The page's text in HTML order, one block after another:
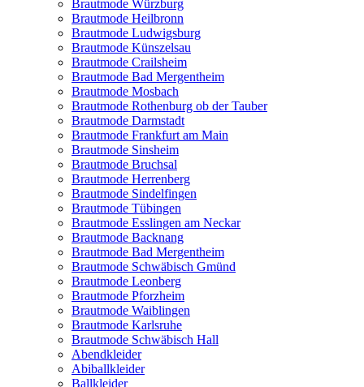
Brautmode Würzburg
Brautmode Heilbronn
Brautmode Ludwigsburg
Brautmode Künszelsau
Brautmode Crailsheim
Brautmode Bad Mergentheim
Brautmode Mosbach
Brautmode Rothenburg ob der Tauber
Brautmode Darmstadt
Brautmode Frankfurt am Main
Brautmode Sinsheim
Brautmode Bruchsal
Brautmode Herrenberg
Brautmode Sindelfingen
Brautmode Tübingen
Brautmode Esslingen am Neckar
Brautmode Backnang
Brautmode Bad Mergentheim
Brautmode Schwäbisch Gmünd
Brautmode Leonberg
Brautmode Pforzheim
Brautmode Waiblingen
Brautmode Karlsruhe
Brautmode Schwäbisch Hall
Abendkleider
Abiballkleider
Ballkleider